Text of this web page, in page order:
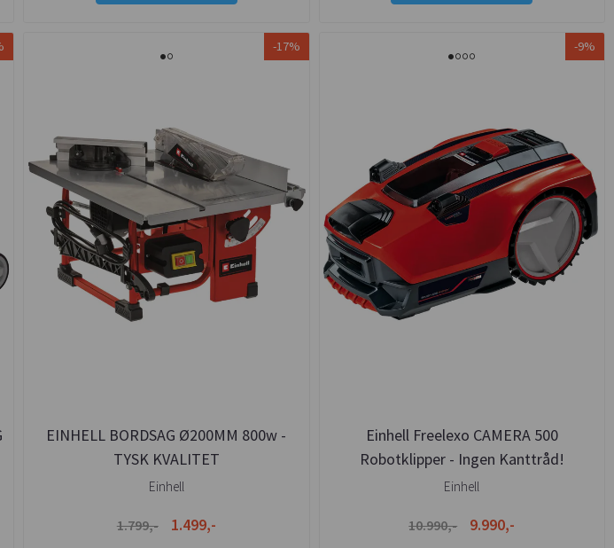
-17%
EINHELL BORDSAG Ø200MM 800w -
TYSK KVALITET
Einhell
1.799,- 1.499,-
-9%
Einhell Freelexo CAMERA 500
Robotklipper - Ingen Kanttråd!
Einhell
10.990,- 9.990,-